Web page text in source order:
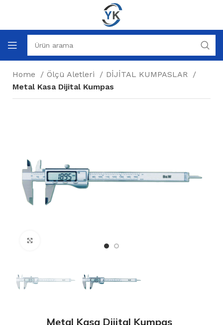
Home Ölçü Aletleri
DİJİTAL KUMPASLAR
Metal Kasa Dijital Kumpas
Metal Kasa Dijital Kumpas